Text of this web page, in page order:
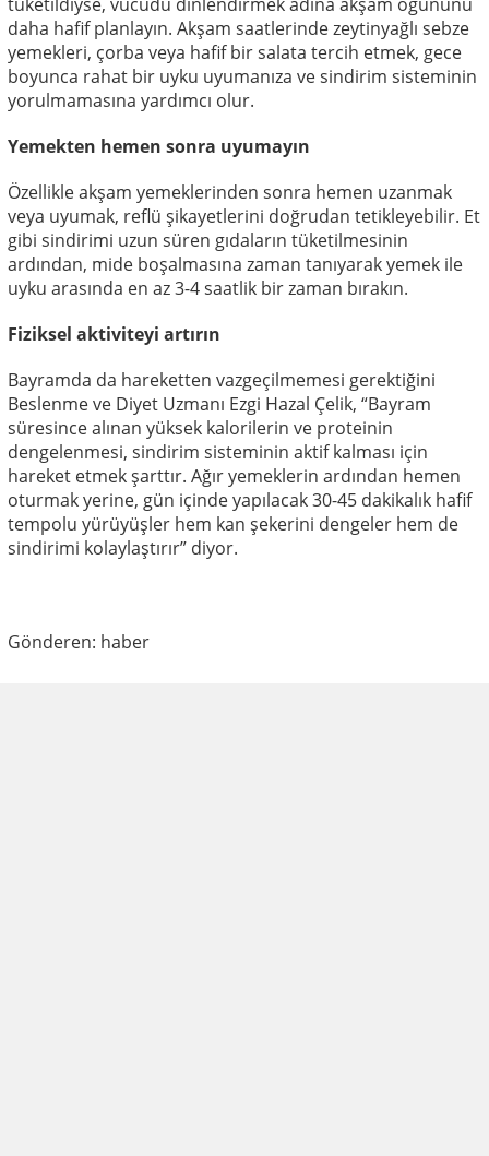
daha hafif planlayın. Akşam saatlerinde zeytinyağlı sebze
yemekleri, çorba veya hafif bir salata tercih etmek, gece
boyunca rahat bir uyku uyumanıza ve sindirim sisteminin
yorulmamasına yardımcı olur.
Yemekten hemen sonra uyumayın
Özellikle akşam yemeklerinden sonra hemen uzanmak
veya uyumak, reflü şikayetlerini doğrudan tetikleyebilir. Et
gibi sindirimi uzun süren gıdaların tüketilmesinin
ardından, mide boşalmasına zaman tanıyarak yemek ile
uyku arasında en az 3-4 saatlik bir zaman bırakın.
Fiziksel aktiviteyi artırın
Bayramda da hareketten vazgeçilmemesi gerektiğini
Beslenme ve Diyet Uzmanı Ezgi Hazal Çelik, “Bayram
süresince alınan yüksek kalorilerin ve proteinin
dengelenmesi, sindirim sisteminin aktif kalması için
hareket etmek şarttır. Ağır yemeklerin ardından hemen
oturmak yerine, gün içinde yapılacak 30-45 dakikalık hafif
tempolu yürüyüşler hem kan şekerini dengeler hem de
sindirimi kolaylaştırır” diyor.
Gönderen: haber